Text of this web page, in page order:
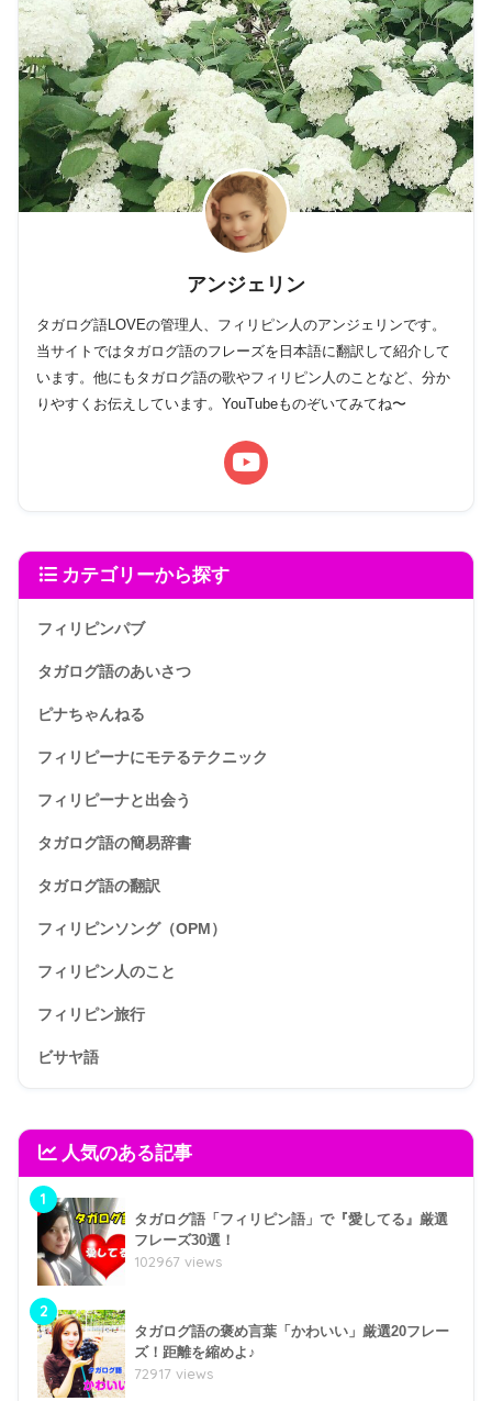
アンジェリン
タガログ語LOVEの管理人、フィリピン人のアンジェリンです。
当サイトではタガログ語のフレーズを日本語に翻訳して紹介して
います。他にもタガログ語の歌やフィリピン人のことなど、分か
りやすくお伝えしています。YouTubeものぞいてみてね〜
カテゴリーから探す
フィリピンパブ
タガログ語のあいさつ
ピナちゃんねる
フィリピーナにモテるテクニック
フィリピーナと出会う
タガログ語の簡易辞書
タガログ語の翻訳
フィリピンソング（OPM）
フィリピン人のこと
フィリピン旅行
ビサヤ語
人気のある記事
1
タガログ語「フィリピン語」で『愛してる』厳選
フレーズ30選！
102967 views
2
タガログ語の褒め言葉「かわいい」厳選20フレー
ズ！距離を縮めよ♪
72917 views